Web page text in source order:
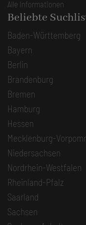
Alle Informationen
Beliebte
Baden-Württemberg
Bayern
Berlin
Brandenburg
Bremen
Hamburg
Hessen
Mecklenburg-
Niedersachsen
Nordrhein-Westfalen
Rheinland-Pfalz
Saarland
Sachsen